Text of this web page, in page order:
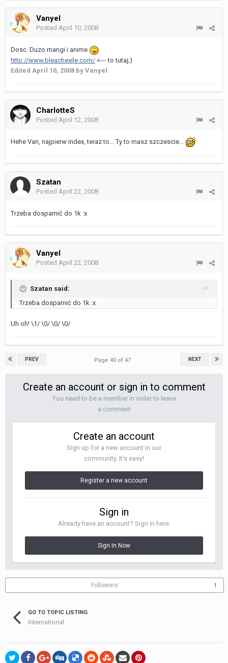
Vanyel
Posted April 10, 2008
Dosc. Duzo mangi i anime
http://www.bleachexile.com/ <--- to tutaj;)
Edited April 10, 2008 by Vanyel
CharlotteS
Posted April 12, 2008
Hehe Van, najpierw index, teraz to... Ty to masz szczescie...
Szatan
Posted April 22, 2008
Trzeba dospamić do 1k :x
Vanyel
Posted April 22, 2008
Szatan said:
Trzeba dospamić do 1k :x
Uh oh! \1/ \0/ \0/ \0/
PREV NEXT
Page 40 of 47
Create an account or sign in to comment
You need to be a member in order to leave
a comment
Create an account
Sign up for a new account in our
community. It's easy!
Register a new account
Sign in
Already have an account? Sign in here.
Sign In Now
Followers 1
GO TO TOPIC LISTING
International